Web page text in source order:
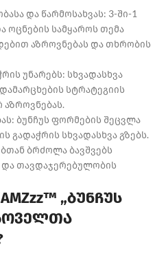
და წარმოსახვას: 3-ში-1
ოცნების სამყაროს თემა
აზროვნებას და თხრობის
უნარებს: სხვადასხვა
სტრატეგიის
ბუნჩუს ფორმების შეცვლა
გადაჭრის სხვადასხვა გზებს.
ბრძოლა ბავშვებს
და თავდაჯერებულობის
„ბუნჩუს